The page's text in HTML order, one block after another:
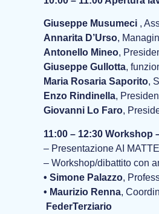
Giuseppe Musumeci ,
Annarita D’Urso,
Antonello Mineo,
Giuseppe Gullotta,
Maria Rosaria Saporito,
Enzo Rindinella,
Giovanni Lo Faro,
11:00 – 12:30 Workshop
– Presentazione AI
– Workshop/dibattito con
• Simone Palazzo,
• Maurizio Renna,
FederTerziario